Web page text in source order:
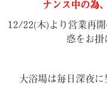
ナンス中の為
12/22(木)より営業再
惑をお掛
大浴場は毎日深夜に